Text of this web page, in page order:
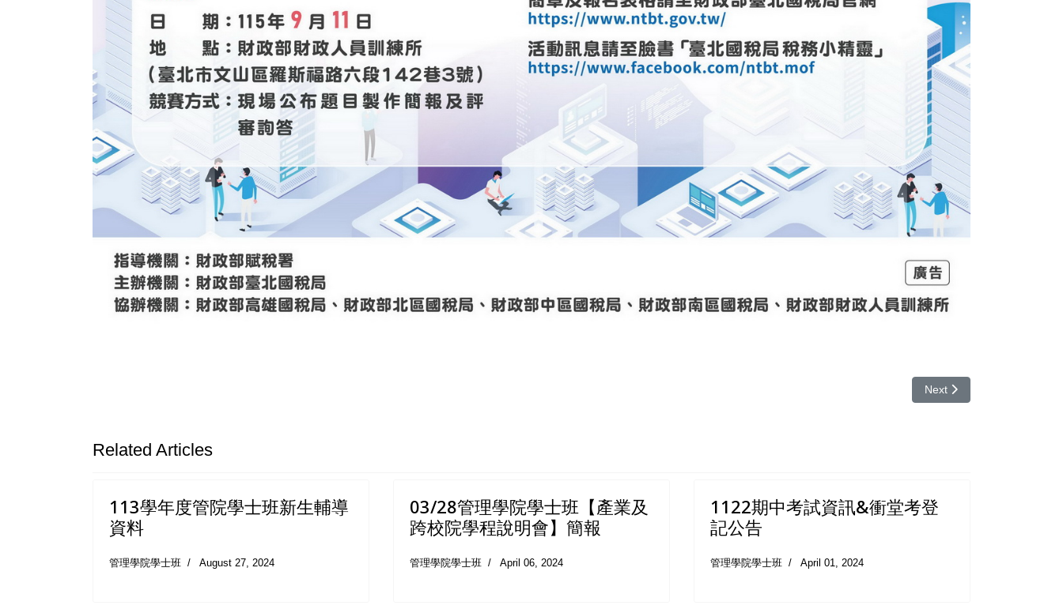
Next article: 1142期末考衝
Next
Related Articles
113學年度管院學士班新生輔導
資料
管理學院學士班 August 27, 2024
03/28管理學院學士班【產業及
跨校院學程說明會】簡報
管理學院學士班 April 06, 2024
1122期中考試資訊&衝堂考登
記公告
管理學院學士班 April 01, 2024